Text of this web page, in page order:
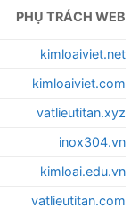
PHỤ TRÁCH WEB
kimloaiviet.net
kimloaiviet.com
vatlieutitan.xyz
inox304.vn
kimloai.edu.vn
vatlieutitan.com